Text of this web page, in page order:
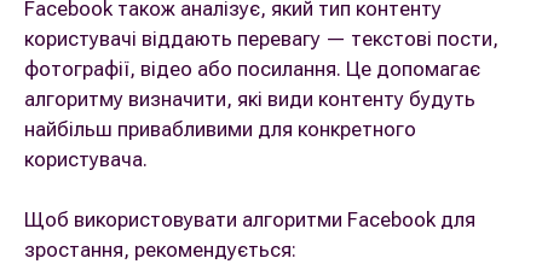
Facebook також аналізує, який тип контенту
користувачі віддають перевагу — текстові пости,
фотографії, відео або посилання. Це допомагає
алгоритму визначити, які види контенту будуть
найбільш привабливими для конкретного
користувача.
Щоб використовувати алгоритми Facebook для
зростання, рекомендується: